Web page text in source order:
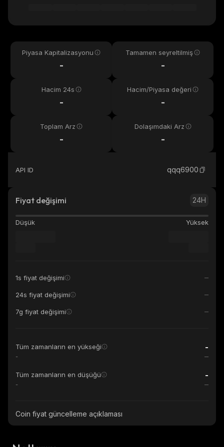
Piyasa Kapitalizasyonu
-
Tamamen seyreltilmiş
-
Hacim 24s
-
Hacim/Piyasa değeri
-
Toplam Arz
-
Dolaşımdaki Arz
-
API ID qqq6900
Fiyat değişimi 24H
Düşük Yüksek
1s fiyat değişimi
24s fiyat değişimi
7g fiyat değişimi
Tüm zamanların en yükseği -
-
Tüm zamanların en düşüğü -
-
Coin fiyat güncelleme açıklaması